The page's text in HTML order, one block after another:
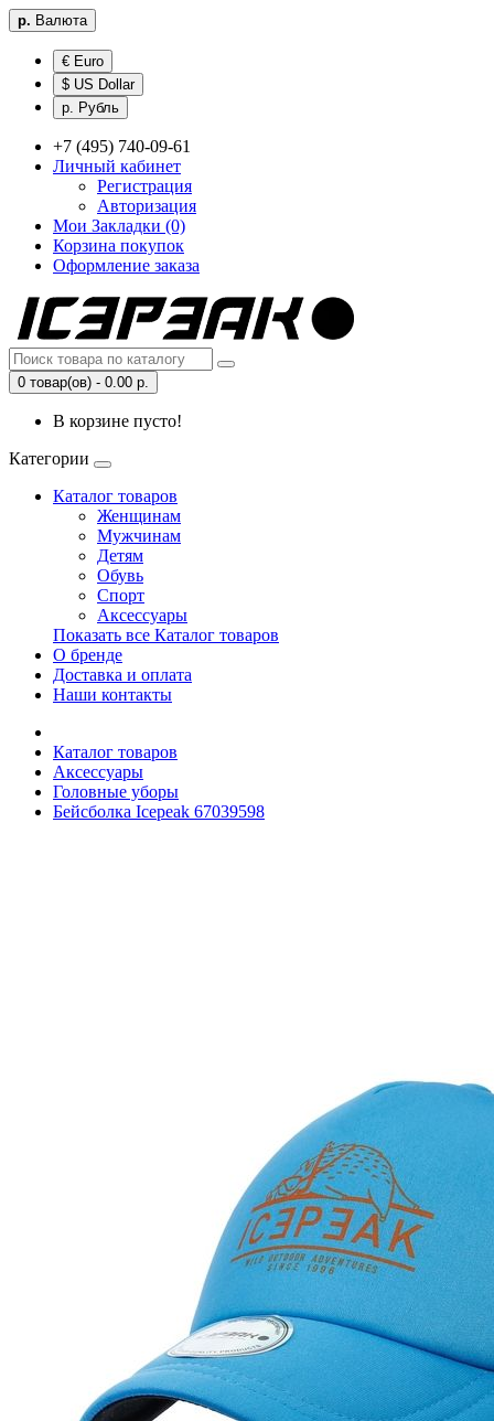
р. Валюта
€ Euro
$ US Dollar
р. Рубль
+7 (495) 740-09-61
Личный кабинет
Регистрация
Авторизация
Мои Закладки (0)
Корзина покупок
Оформление заказа
0 товар(ов) - 0.00 р.
В корзине пусто!
Категории
Каталог товаров
Женщинам
Мужчинам
Детям
Обувь
Спорт
Аксессуары
Показать все Каталог товаров
О бренде
Доставка и оплата
Наши контакты
Каталог товаров
Аксессуары
Головные уборы
Бейсболка Icepeak 67039598